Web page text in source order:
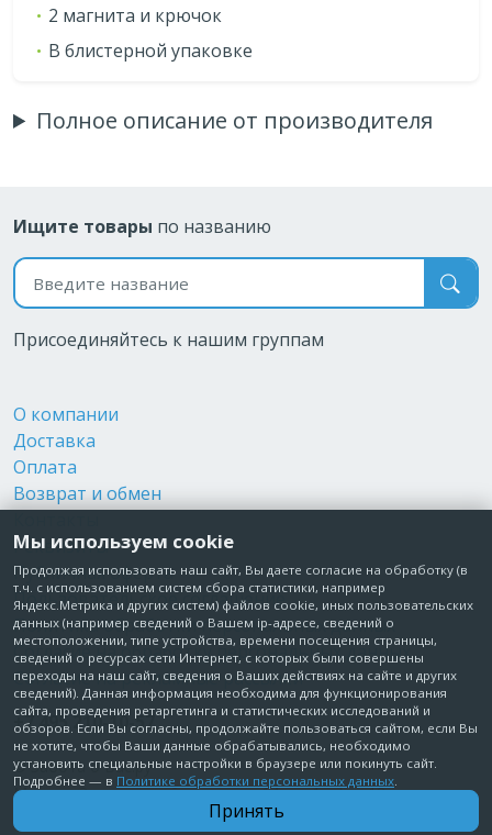
2 магнита и крючок
В блистерной упаковке
Полное описание от производителя
Ищите товары по названию
Поиск по названию
Присоединяйтесь к нашим группам
О компании
Доставка
Оплата
Возврат и обмен
Реквизиты
Публичная оферта
Пользовательское соглашение
Политика обработки персональных данных
Согласие на обработку персональных данных
Согласие на рекламные рассылки
+7 495 210-10-57
© Забота о Вас.ру
Москва, Электродный проезд, д. 14 стр.1 офис 18
ИП Максимова Татьяна Александровна · ИНН 772006379720
Мы используем cookie
Продолжая использовать наш сайт, Вы даете согласие на обработку (в
т.ч. с использованием систем сбора статистики, например
Яндекс.Метрика и других систем) файлов cookie, иных пользовательских
данных (например сведений о Вашем ip-адресе, сведений о
местоположении, типе устройства, времени посещения страницы,
сведений о ресурсах сети Интернет, с которых были совершены
переходы на наш сайт, сведения о Ваших действиях на сайте и других
сведений). Данная информация необходима для функционирования
сайта, проведения ретаргетинга и статистических исследований и
обзоров. Если Вы согласны, продолжайте пользоваться сайтом, если Вы
не хотите, чтобы Ваши данные обрабатывались, необходимо
установить специальные настройки в браузере или покинуть сайт.
Подробнее — в Политике обработки персональных данных.
Принять